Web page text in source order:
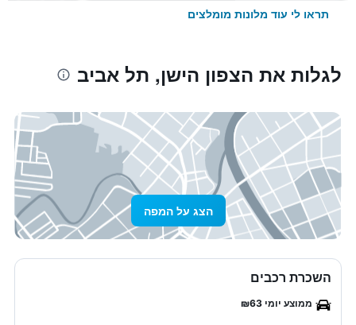
תראו לי עוד מלונות מומלצים
לגלות את הצפון הישן, תל אביב
הצג על המפה
השכרת רכבים
ממוצע יומי ₪63